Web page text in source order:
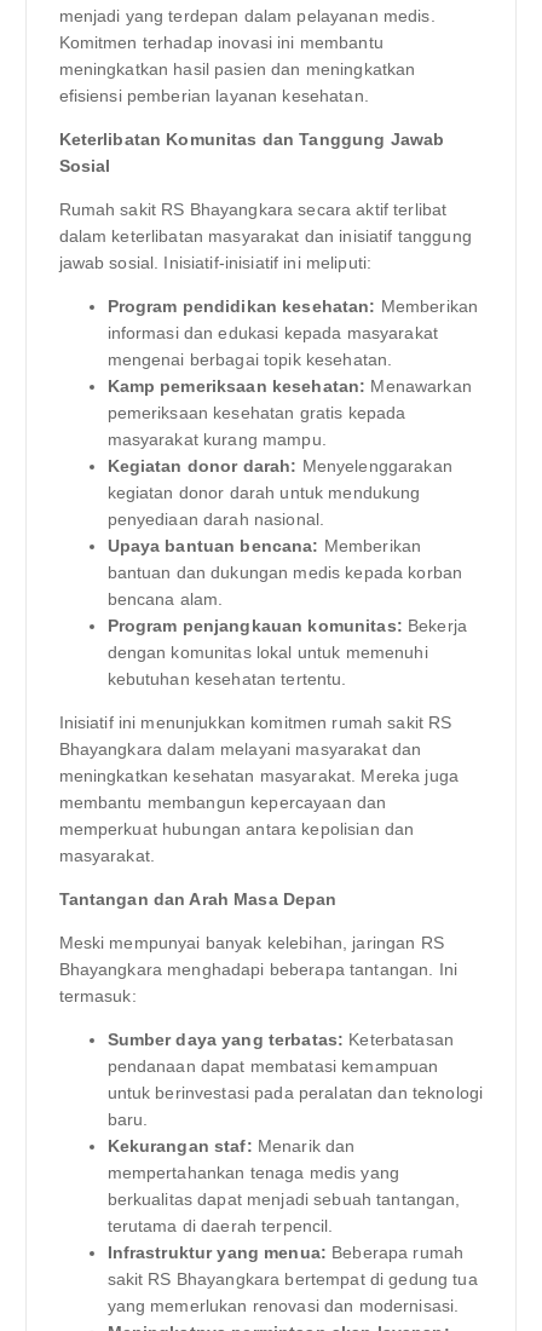
menjadi yang terdepan dalam pelayanan medis.
Komitmen terhadap inovasi ini membantu
meningkatkan hasil pasien dan meningkatkan
efisiensi pemberian layanan kesehatan.
Keterlibatan Komunitas dan Tanggung Jawab
Sosial
Rumah sakit RS Bhayangkara secara aktif terlibat
dalam keterlibatan masyarakat dan inisiatif tanggung
jawab sosial. Inisiatif-inisiatif ini meliputi:
Program pendidikan kesehatan: Memberikan
informasi dan edukasi kepada masyarakat
mengenai berbagai topik kesehatan.
Kamp pemeriksaan kesehatan: Menawarkan
pemeriksaan kesehatan gratis kepada
masyarakat kurang mampu.
Kegiatan donor darah: Menyelenggarakan
kegiatan donor darah untuk mendukung
penyediaan darah nasional.
Upaya bantuan bencana: Memberikan
bantuan dan dukungan medis kepada korban
bencana alam.
Program penjangkauan komunitas: Bekerja
dengan komunitas lokal untuk memenuhi
kebutuhan kesehatan tertentu.
Inisiatif ini menunjukkan komitmen rumah sakit RS
Bhayangkara dalam melayani masyarakat dan
meningkatkan kesehatan masyarakat. Mereka juga
membantu membangun kepercayaan dan
memperkuat hubungan antara kepolisian dan
masyarakat.
Tantangan dan Arah Masa Depan
Meski mempunyai banyak kelebihan, jaringan RS
Bhayangkara menghadapi beberapa tantangan. Ini
termasuk:
Sumber daya yang terbatas: Keterbatasan
pendanaan dapat membatasi kemampuan
untuk berinvestasi pada peralatan dan teknologi
baru.
Kekurangan staf: Menarik dan
mempertahankan tenaga medis yang
berkualitas dapat menjadi sebuah tantangan,
terutama di daerah terpencil.
Infrastruktur yang menua: Beberapa rumah
sakit RS Bhayangkara bertempat di gedung tua
yang memerlukan renovasi dan modernisasi.